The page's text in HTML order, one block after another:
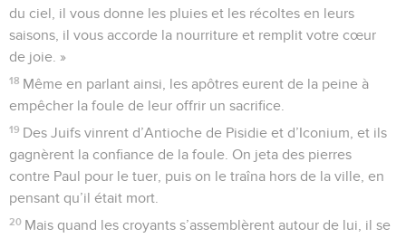
du ciel, il vous donne les pluies et les récoltes en leurs
saisons, il vous accorde la nourriture et remplit votre cœur
de joie. »
18 Même en parlant ainsi, les apôtres eurent de la peine à
empêcher la foule de leur offrir un sacrifice.
19 Des Juifs vinrent d’Antioche de Pisidie et d’Iconium, et ils
gagnèrent la confiance de la foule. On jeta des pierres
contre Paul pour le tuer, puis on le traîna hors de la ville, en
pensant qu’il était mort.
20 Mais quand les croyants s’assemblèrent autour de lui, il se